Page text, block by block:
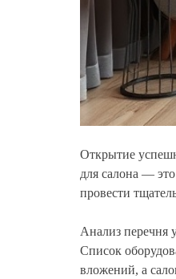
Открытие
для салона —
провести
Анализ перечня
Список
вложений, а